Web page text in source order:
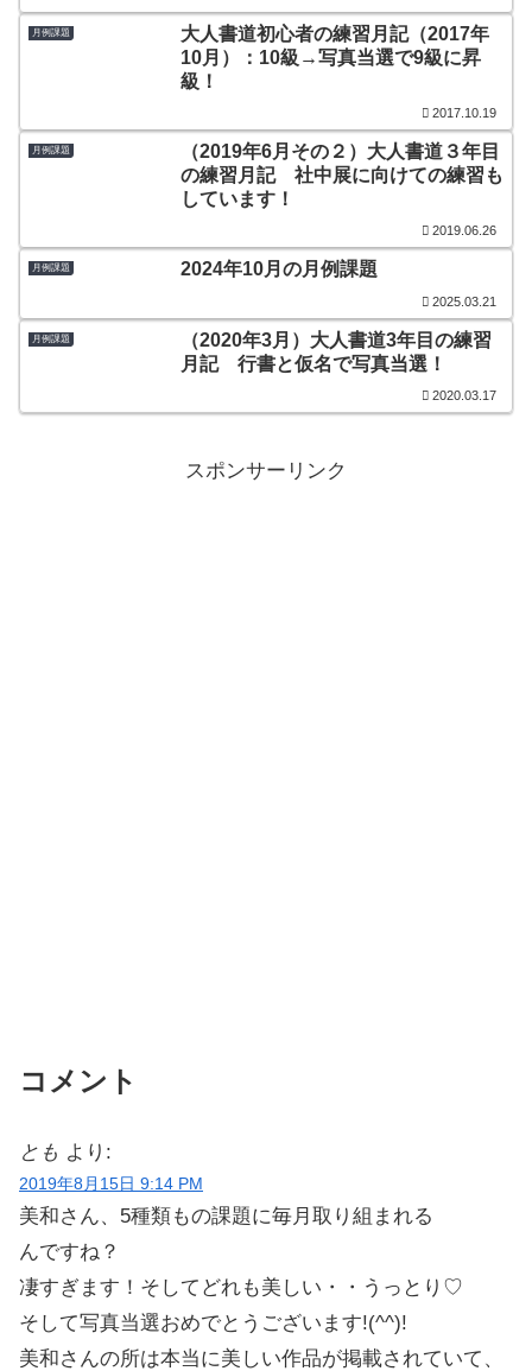
月例課題
大人書道初心者の練習月記（2017年
10月）：10級→写真当選で9級に昇
級！
2017.10.19
月例課題
（2019年6月その２）大人書道３年目
の練習月記 社中展に向けての練習も
しています！
2019.06.26
月例課題 2024年10月の月例課題
2025.03.21
月例課題
（2020年3月）大人書道3年目の練習
月記 行書と仮名で写真当選！
2020.03.17
スポンサーリンク
コメント
とも より:
2019年8月15日 9:14 PM
美和さん、5種類もの課題に毎月取り組まれる
んですね？
凄すぎます！そしてどれも美しい・・うっとり♡
そして写真当選おめでとうございます!(^^)!
美和さんの所は本当に美しい作品が掲載されていて、